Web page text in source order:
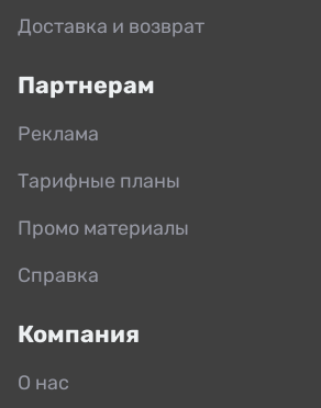
Доставка и возврат
Партнерам
Реклама
Тарифные планы
Промо материалы
Справка
Компания
О нас